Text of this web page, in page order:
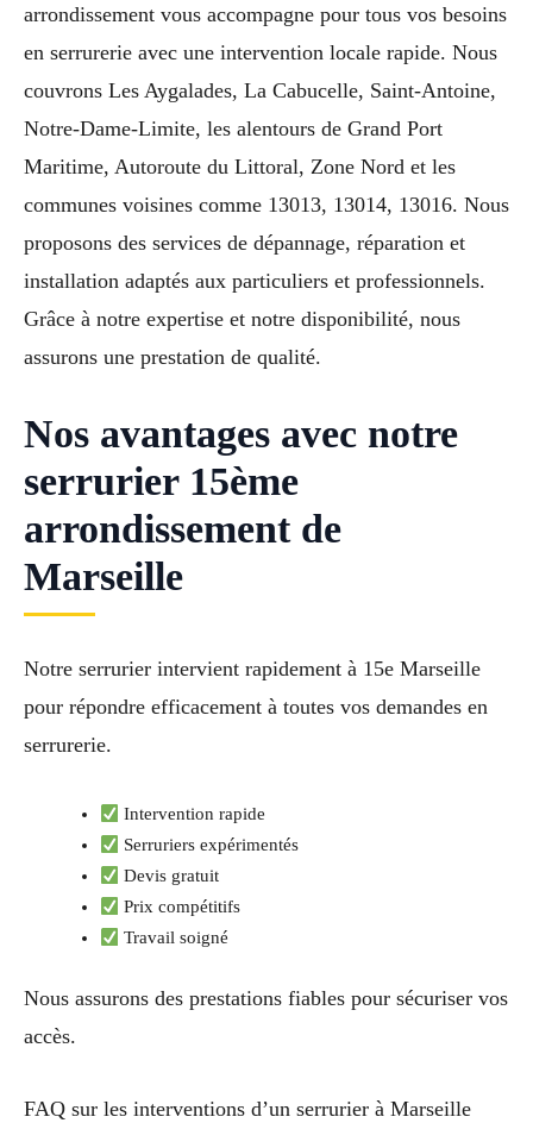
arrondissement vous accompagne pour tous vos besoins
en serrurerie avec une intervention locale rapide. Nous
couvrons Les Aygalades, La Cabucelle, Saint-Antoine,
Notre-Dame-Limite, les alentours de Grand Port
Maritime, Autoroute du Littoral, Zone Nord et les
communes voisines comme 13013, 13014, 13016. Nous
proposons des services de dépannage, réparation et
installation adaptés aux particuliers et professionnels.
Grâce à notre expertise et notre disponibilité, nous
assurons une prestation de qualité.
Nos avantages avec notre
serrurier 15ème
arrondissement de
Marseille
Notre serrurier intervient rapidement à 15e Marseille
pour répondre efficacement à toutes vos demandes en
serrurerie.
Intervention rapide
Serruriers expérimentés
Devis gratuit
Prix compétitifs
Travail soigné
Nous assurons des prestations fiables pour sécuriser vos
accès.
FAQ sur les interventions d’un serrurier à Marseille